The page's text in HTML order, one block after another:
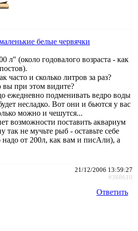
белые червячки
л" (около годовалого возраста - как
часто и сколько литров за раз?
вы при этом видите?
ежедневно подменивать ведро воды
несладко. Вот они и бьются у вас
можно и чешутся...
возможности поставить аквариум
так не мучьте рыб - оставьте себе
надо от 200л, как вам и писАли), а
21/12/2006 13:59:27
#388610
Ответить